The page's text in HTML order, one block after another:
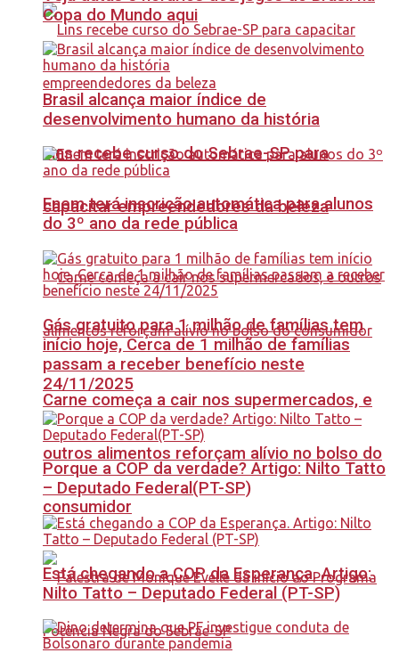
Lins recebe curso do Sebrae-SP para
capacitar empreendedores da beleza
Carne começa a cair nos supermercados, e
outros alimentos reforçam alívio no bolso do
consumidor
Copa do Mundo aqui
Brasil alcança maior índice de
desenvolvimento humano da história
Enem terá inscrição automática para alunos
do 3º ano da rede pública
Gás gratuito para 1 milhão de famílias tem
início hoje, Cerca de 1 milhão de famílias
passam a receber benefício neste
24/11/2025
Porque a COP da verdade? Artigo: Nilto Tatto
– Deputado Federal(PT-SP)
Está chegando a COP da Esperança. Artigo:
Nilto Tatto – Deputado Federal (PT-SP)